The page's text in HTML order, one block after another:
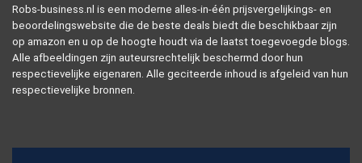
Robs-business.nl is een moderne alles-in-één prijsvergelijkings- en
beoordelingswebsite die de beste deals biedt die beschikbaar zijn
op amazon en u op de hoogte houdt via de laatst toegevoegde blogs.
Alle afbeeldingen zijn auteursrechtelijk beschermd door hun
respectievelijke eigenaren. Alle geciteerde inhoud is afgeleid van hun
respectievelijke bronnen.